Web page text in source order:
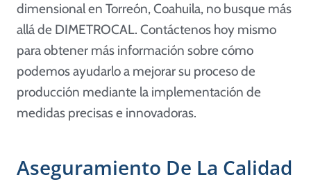
dimensional en Torreón, Coahuila, no busque más
allá de DIMETROCAL. Contáctenos hoy mismo
para obtener más información sobre cómo
podemos ayudarlo a mejorar su proceso de
producción mediante la implementación de
medidas precisas e innovadoras.
Aseguramiento De La Calidad